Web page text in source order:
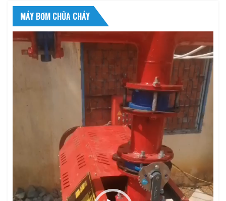
MÁY BƠM CHỮA CHÁY
Trình
chơi